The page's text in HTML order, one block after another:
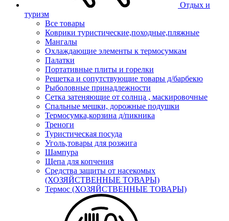
Отдых и
туризм
Все товары
Коврики туристические,походные,пляжные
Мангалы
Охлаждающие элементы к термосумкам
Палатки
Портативные плиты и горелки
Решетка и сопутствующие товары д/барбекю
Рыболовные принадлежности
Сетка затеняющие от солнца , маскировочные
Спальные мешки, дорожные подушки
Термосумка,корзина д/пикника
Треноги
Туристическая посуда
Уголь,товары для розжига
Шампура
Щепа для копчения
Средства защиты от насекомых
(ХОЗЯЙСТВЕННЫЕ ТОВАРЫ)
Термос (ХОЗЯЙСТВЕННЫЕ ТОВАРЫ)